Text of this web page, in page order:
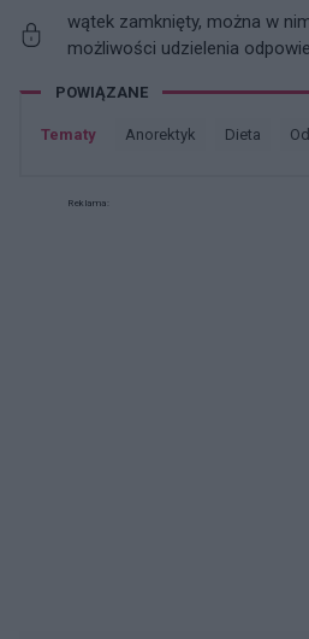
wątek zamknięty, można w
możliwości udzielenia
POWIĄZANE
Tematy anorektyk dieta
Reklama: